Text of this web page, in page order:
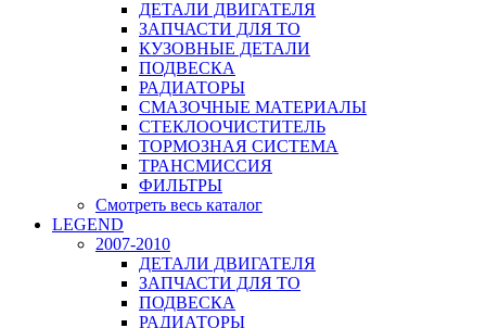
ДЕТАЛИ ДВИГАТЕЛЯ
ЗАПЧАСТИ ДЛЯ ТО
КУЗОВНЫЕ ДЕТАЛИ
ПОДВЕСКА
РАДИАТОРЫ
СМАЗОЧНЫЕ МАТЕРИАЛЫ
СТЕКЛООЧИСТИТЕЛЬ
ТОРМОЗНАЯ СИСТЕМА
ТРАНСМИССИЯ
ФИЛЬТРЫ
Смотреть весь каталог
LEGEND
2007-2010
ДЕТАЛИ ДВИГАТЕЛЯ
ЗАПЧАСТИ ДЛЯ ТО
ПОДВЕСКА
РАДИАТОРЫ